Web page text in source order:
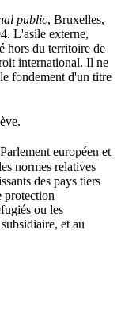
public, Bruxelles,
L'asile externe,
hors du territoire de
international. Il ne
fondement d'un titre
européen et
normes relatives
des pays tiers
protection
ou les
et au